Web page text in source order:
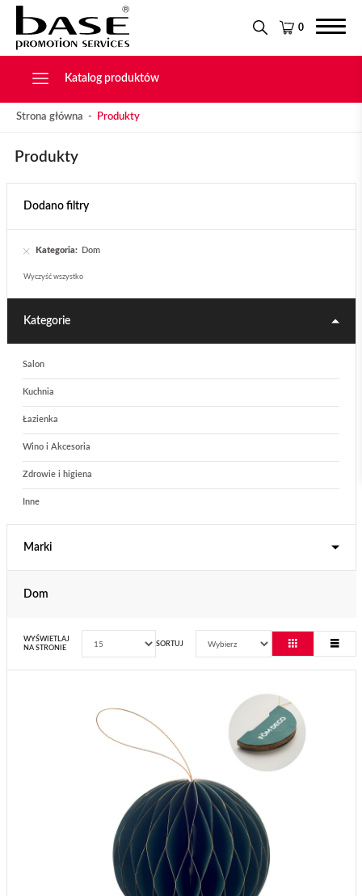
0
KONTAKT
Katalog produktów
Tekstylia
Świąteczne
Drobiazgi, Breloki
Strona główna Produkty
Produkty
Dodano filtry
Kategoria: Dom
Wyczyść wszystko
Kategorie
Salon
Kuchnia
Łazienka
Wino i Akcesoria
Zdrowie i higiena
Inne
Marki
Dom
WYŚWIETLAJ
NA STRONIE
SORTUJ